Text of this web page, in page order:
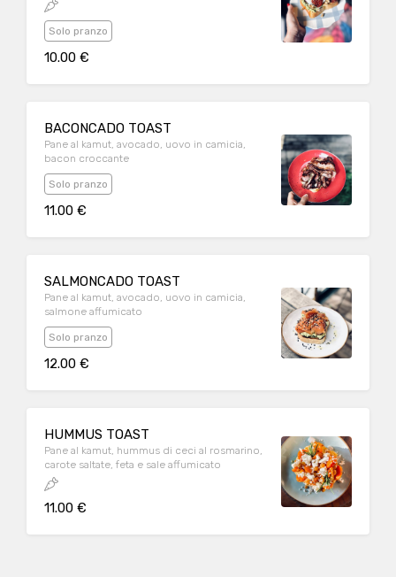
Solo pranzo
10.00 €
BACONCADO TOAST
Pane al kamut, avocado, uovo in camicia,
bacon croccante
Solo pranzo
11.00 €
SALMONCADO TOAST
Pane al kamut, avocado, uovo in camicia,
salmone affumicato
Solo pranzo
12.00 €
HUMMUS TOAST
Pane al kamut, hummus di ceci al rosmarino,
carote saltate, feta e sale affumicato
11.00 €